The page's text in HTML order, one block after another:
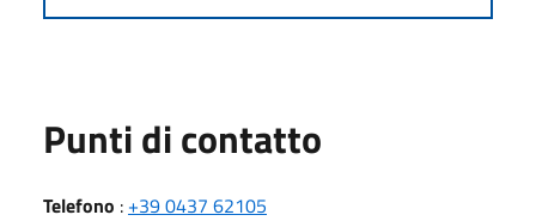
Punti di contatto
Telefono : +39 0437 62105